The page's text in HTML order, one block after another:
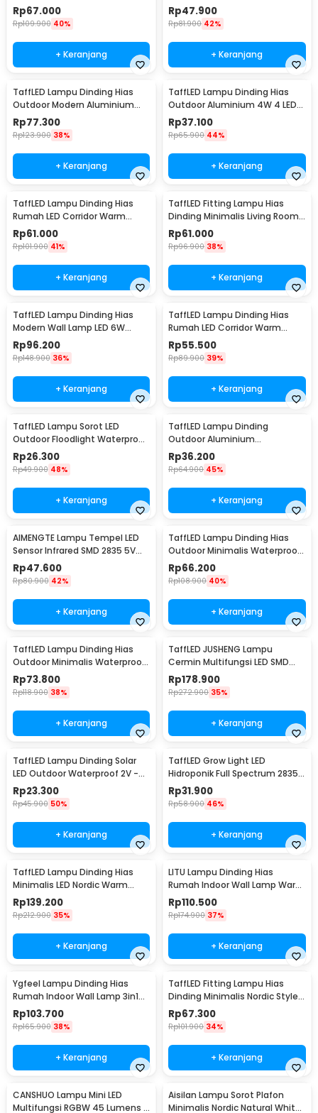
2.2W - Y-975
Rp67.000
Rp109.900 40%
+ Keranjang
Lumens 1W 3 PCS - YJ-904
Rp47.900
Rp81.900 42%
+ Keranjang
TaffLED Lampu Dinding Hias
Outdoor Modern Aluminium
6W Warm White - MSL022
Rp77.300
Rp123.900 38%
+ Keranjang
TaffLED Lampu Dinding Hias
Outdoor Aluminium 4W 4 LED
Warm White - B053
Rp37.100
Rp65.900 44%
+ Keranjang
TaffLED Lampu Dinding Hias
Rumah LED Corridor Warm
White 3000K 6W 29cm - F0011
Rp61.000
Rp101.900 41%
+ Keranjang
TaffLED Fitting Lampu Hias
Dinding Minimalis Living Room
Light E27 - F215
Rp61.000
Rp96.900 38%
+ Keranjang
TaffLED Lampu Dinding Hias
Modern Wall Lamp LED 6W
Warm White 85-265V -
WLA8286
Rp96.200
Rp148.900 36%
+ Keranjang
TaffLED Lampu Dinding Hias
Rumah LED Corridor Warm
White 3000K 6W 22cm - F0011
Rp55.500
Rp89.900 39%
+ Keranjang
TaffLED Lampu Sorot LED
Outdoor Floodlight Waterproof
Cool White 50W - A8
Rp26.300
Rp49.900 48%
+ Keranjang
TaffLED Lampu Dinding
Outdoor Aluminium
Waterproof LED 3W Warm
White - WD079
Rp36.200
Rp64.900 45%
+ Keranjang
AIMENGTE Lampu Tempel LED
Sensor Infrared SMD 2835 5V
50cm - D2835
Rp47.600
Rp80.900 42%
+ Keranjang
TaffLED Lampu Dinding Hias
Outdoor Minimalis Waterproof
Warm White 6W - NR-10
Rp66.200
Rp108.900 40%
+ Keranjang
TaffLED Lampu Dinding Hias
Outdoor Minimalis Waterproof
Warm White 12W - NR-10
Rp73.800
Rp118.900 38%
+ Keranjang
TaffLED JUSHENG Lampu
Cermin Multifungsi LED SMD
2835 Cool White 14W 62cm -
5960
Rp178.900
Rp272.900 35%
+ Keranjang
TaffLED Lampu Dinding Solar
LED Outdoor Waterproof 2V -
OO10
Rp23.300
Rp45.900 50%
+ Keranjang
TaffLED Grow Light LED
Hidroponik Full Spectrum 2835
SMD 220V 50W - RO22
Rp31.900
Rp58.900 46%
+ Keranjang
TaffLED Lampu Dinding Hias
Minimalis LED Nordic Warm
White E27 12W - G9
Rp139.200
Rp212.900 35%
+ Keranjang
LITU Lampu Dinding Hias
Rumah Indoor Wall Lamp Warm
White 3000K 7W - W22
Rp110.500
Rp174.900 37%
+ Keranjang
Ygfeel Lampu Dinding Hias
Rumah Indoor Wall Lamp 3in1
Color - JS-QD407
Rp103.700
Rp165.900 38%
+ Keranjang
TaffLED Fitting Lampu Hias
Dinding Minimalis Nordic Style
E27 265V - WF-M004
Rp67.300
Rp101.900 34%
+ Keranjang
CANSHUO Lampu Mini LED
Multifungsi RGBW 45 Lumens 3
Aisilan Lampu Sorot Plafon
Minimalis Nordic Natural White